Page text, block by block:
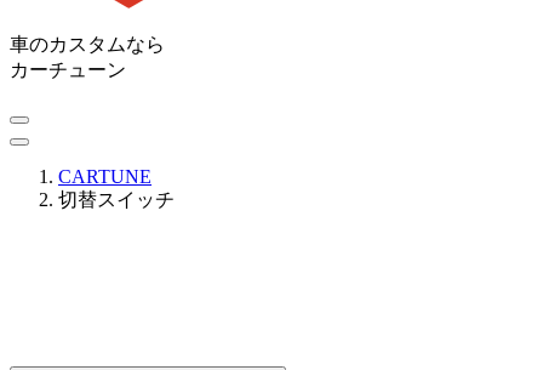
車のカスタムなら
カーチューン
CARTUNE
切替スイッチ